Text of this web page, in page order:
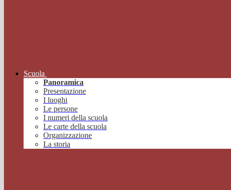
Scuola
Panoramica
Presentazione
I luoghi
Le persone
I numeri della scuola
Le carte della scuola
Organizzazione
La storia